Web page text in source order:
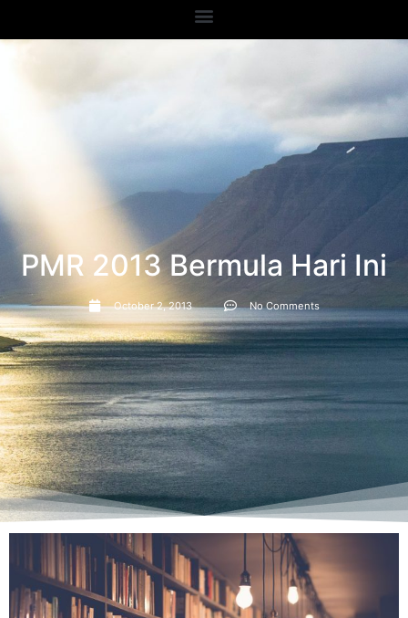
PMR 2013 Bermula Hari Ini
October 2, 2013 No Comments